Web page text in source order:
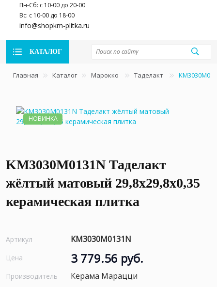
Пн-Сб: с 10-00 до 20-00
Вс: с 10-00 до 18-00
info@shopkm-plitka.ru
КАТАЛОГ
Главная Каталог Марокко Таделакт
НОВИНКА
KM3030M0131N Таделакт
жёлтый матовый 29,8x29,8x0,35
керамическая плитка
Артикул KM3030M0131N
Цена 3 779.56 руб.
Производитель Керама Марацци